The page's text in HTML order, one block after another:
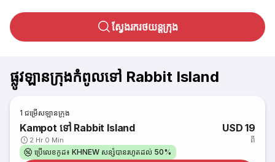
ស្វែងរករថយន្តក្រុង
ផ្លូវឡានក្រុងកំពូលទៅ Rabbit Island
1 ជម្រើសឡានក្រុង
Kampot ទៅ Rabbit Island
2 Hr 0 Min
USD 19
ពី
ប្រើលេខកូដ៖ KHNEW សន្សំបានរហូតដល់ 50%